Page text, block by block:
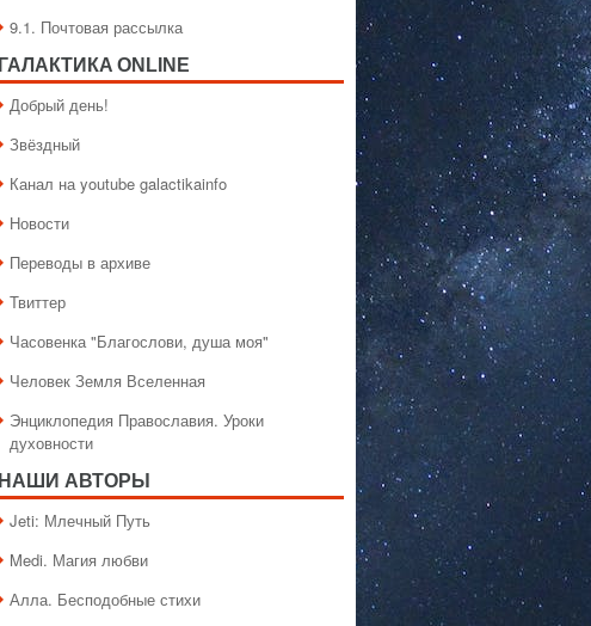
9.1. Почтовая рассылка
ГАЛАКТИКA ONLINE
Добрый день!
Звёздный
Канал на youtube galactikainfo
Новости
Переводы в архиве
Твиттер
Часовенка "Благослови, душа моя"
Человек Земля Вселенная
Энциклопедия Православия. Уроки
духовности
НАШИ АВТОРЫ
Jeti: Млечный Путь
Medi. Магия любви
Алла. Бесподобные стихи